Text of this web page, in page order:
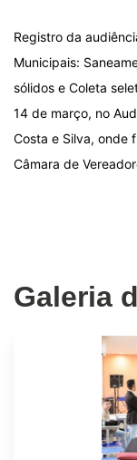
Registro da
Municipais:
sólidos e Coleta
14 de março, no
Costa e Silva, onde
Câmara de
Galeria